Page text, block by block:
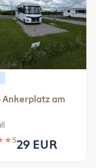
Ankerplatz am
★529 EUR